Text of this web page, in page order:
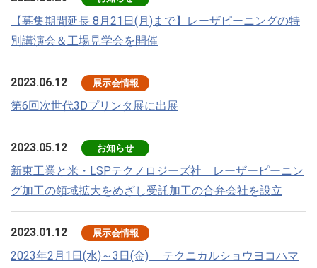
【募集期間延長 8月21日(月)まで】レーザピーニングの特
別講演会＆工場見学会を開催
2023.06.12 展示会情報
第6回次世代3Dプリンタ展に出展
2023.05.12 お知らせ
新東工業と米・LSPテクノロジーズ社 レーザーピーニン
グ加工の領域拡大をめざし受託加工の合弁会社を設立
2023.01.12 展示会情報
2023年2月1日(水)～3日(金) テクニカルショウヨコハマ